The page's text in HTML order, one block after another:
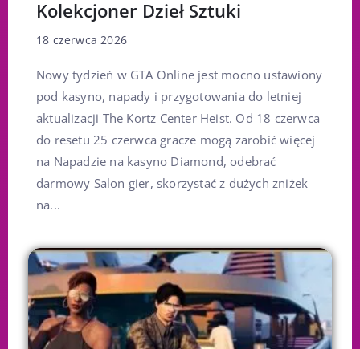
Kolekcjoner Dzieł Sztuki
18 czerwca 2026
Nowy tydzień w GTA Online jest mocno ustawiony
pod kasyno, napady i przygotowania do letniej
aktualizacji The Kortz Center Heist. Od 18 czerwca
do resetu 25 czerwca gracze mogą zarobić więcej
na Napadzie na kasyno Diamond, odebrać
darmowy Salon gier, skorzystać z dużych zniżek
na...